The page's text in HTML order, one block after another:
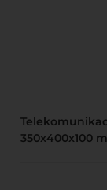
350x400x100